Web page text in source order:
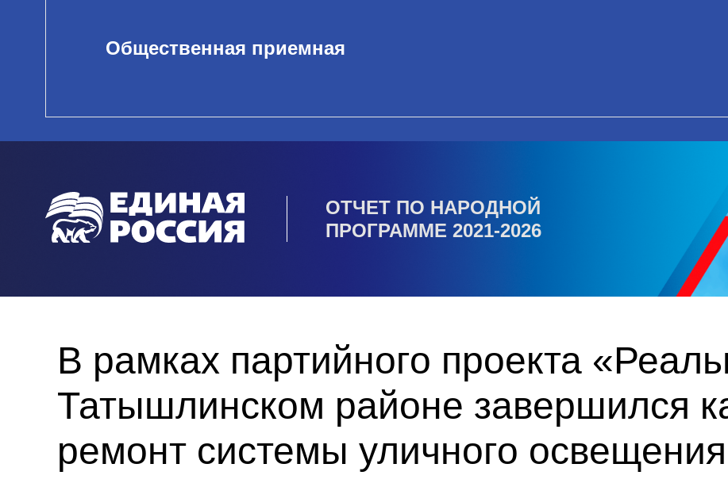
Общественная приемная
ОТЧЕТ ПО НАРОДНОЙ
ПРОГРАММЕ 2021-2026
В рамках партийного проекта
Татышлинском районе завершился
ремонт системы уличного освещения